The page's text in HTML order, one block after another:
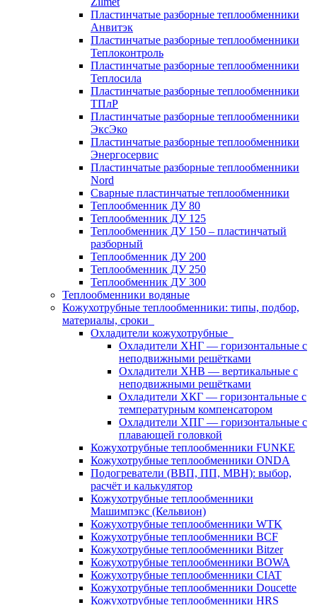
Пластинчатые разборные теплообменники
Анвитэк
Пластинчатые разборные теплообменники
Теплоконтроль
Пластинчатые разборные теплообменники
Теплосила
Пластинчатые разборные теплообменники
ТПлР
Пластинчатые разборные теплообменники
ЭксЭко
Пластинчатые разборные теплообменники
Энергосервис
Пластинчатые разборные теплообменники
Nord
Сварные пластинчатые теплообменники
Теплообменник ДУ 80
Теплообменник ДУ 125
Теплообменник ДУ 150 – пластинчатый
разборный
Теплообменник ДУ 200
Теплообменник ДУ 250
Теплообменник ДУ 300
Теплообменники водяные
Кожухотрубные теплообменники: типы, подбор,
материалы, сроки
Охладители кожухотрубные
Охладители ХНГ — горизонтальные с
неподвижными решётками
Охладители ХНВ — вертикальные с
неподвижными решётками
Охладители ХКГ — горизонтальные с
температурным компенсатором
Охладители ХПГ — горизонтальные с
плавающей головкой
Кожухотрубные теплообменники FUNKE
Кожухотрубные теплообменники ONDA
Подогреватели (ВВП, ПП, МВН): выбор,
расчёт и калькулятор
Кожухотрубные теплообменники
Машимпэкс (Кельвион)
Кожухотрубные теплообменники WTK
Кожухотрубные теплообменники BCF
Кожухотрубные теплообменники Bitzer
Кожухотрубные теплообменники BOWA
Кожухотрубные теплообменники CIAT
Кожухотрубные теплообменники Doucette
Кожухотрубные теплообменники HRS